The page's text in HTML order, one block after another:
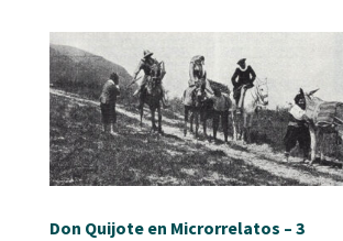
Don Quijote en Microrrelatos – 3